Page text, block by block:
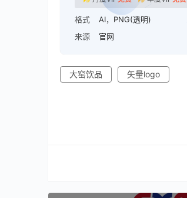
格式 AI，PNG(透明)
来源
官网
大窑饮品 矢量logo